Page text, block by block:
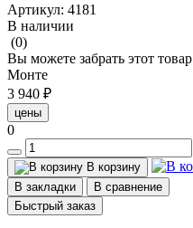
Артикул: 4181
В наличии
(0)
Вы можете забрать этот товар
Монте
3 940 ₽
цены
0
В корзину
В закладки
В сравнение
Быстрый заказ